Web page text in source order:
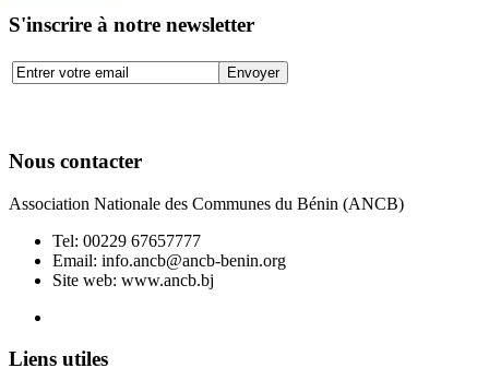
S'inscrire à notre newsletter
Nous contacter
Association Nationale des Communes du Bénin (ANCB)
Tel: 00229 67657777
Email: info.ancb@ancb-benin.org
Site web: www.ancb.bj
Liens utiles